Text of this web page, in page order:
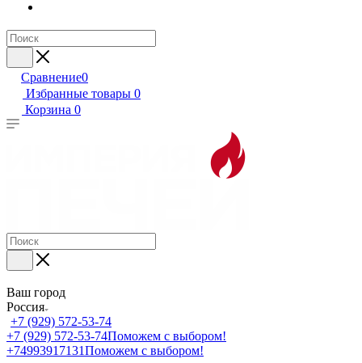
Сравнение0
Избранные товары 0
Корзина 0
Ваш город
Россия
+7 (929) 572-53-74
+7 (929) 572-53-74Поможем с выбором!
+74993917131Поможем с выбором!